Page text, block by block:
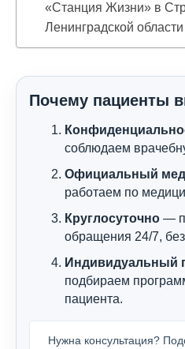
«Станция Жизни» в
Ленинградской области
Почему пациенты
соблюдаем
Официальный
работаем по
Круглосуточно —
обращения 24/7,
Индивидуальный
подбираем
пациента.
Нужна консультация?